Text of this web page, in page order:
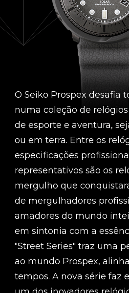
O Seiko Prospex desafia
numa coleção de
de esporte e aventura,
ou em terra. Entre os
especificações
representativos são os
mergulho que
de mergulhadores
amadores do mundo
em sintonia com a
"Street Series" traz uma
ao mundo Prospex,
tempos. A nova série faz